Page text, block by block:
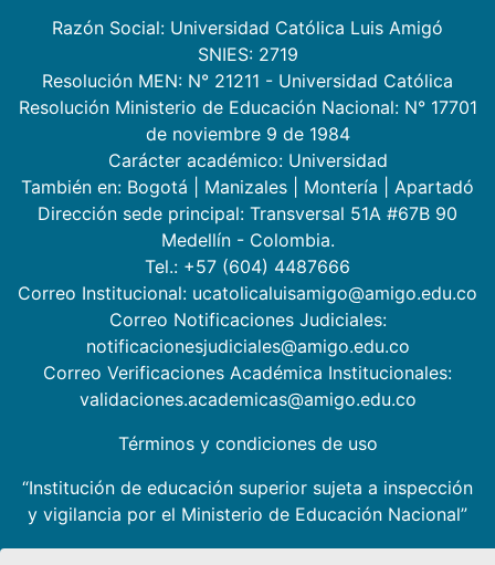
Razón Social: Universidad Católica Luis Amigó
SNIES: 2719
Resolución MEN: N° 21211 - Universidad Católica
Resolución Ministerio de Educación Nacional: N° 17701
de noviembre 9 de 1984
Carácter académico: Universidad
También en: Bogotá Manizales Montería
Apartadó
Dirección sede principal: Transversal 51A #67B 90
Medellín - Colombia.
Tel.: +57 (604) 4487666
Correo Institucional: ucatolicaluisamigo@amigo.edu.co
Correo Notificaciones Judiciales:
notificacionesjudiciales@amigo.edu.co
Correo Verificaciones Académica Institucionales:
validaciones.academicas@amigo.edu.co
Términos y condiciones de uso
“Institución de educación superior sujeta a inspección
y vigilancia por el Ministerio de Educación Nacional”